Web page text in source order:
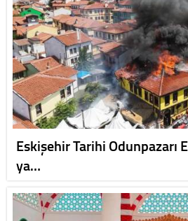
Eskişehir Tarihi Odunpazarı
ya…